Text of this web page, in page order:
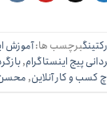
برچسب ها:آموزش
پیج اینستاگرام,
کسب و کار آنلاین,